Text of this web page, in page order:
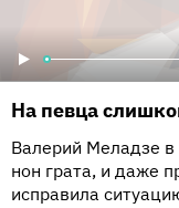
На певца
Валерий Меладзе в
нон грата, и даже
исправила